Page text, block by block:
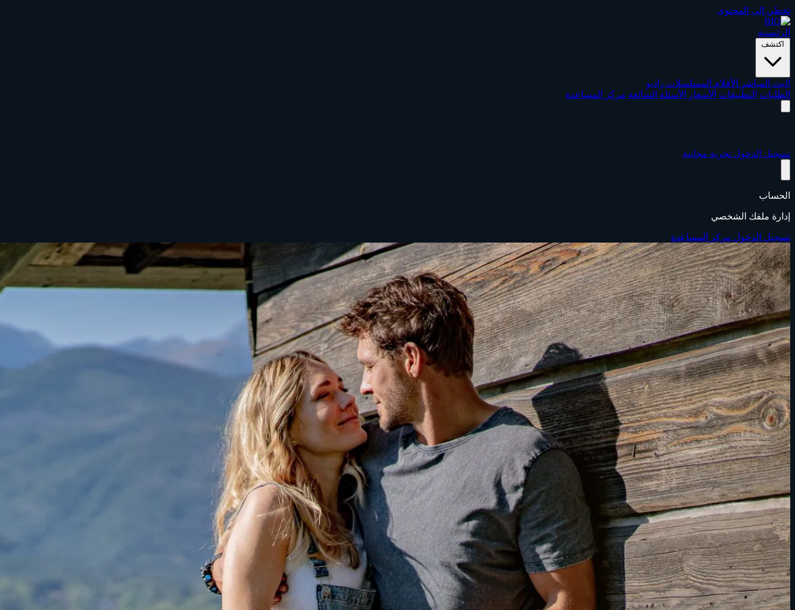
تخطي إلى المحتوى
الرئيسية
اكتشف
البث المباشر الأفلام المسلسلات راديو
الطلبات التطبيقات الأسعار الأسئلة الشائعة مركز المساعدة
تسجيل الدخول تجربة مجانية
الحساب
إدارة ملفك الشخصي
تسجيل الدخول مركز المساعدة